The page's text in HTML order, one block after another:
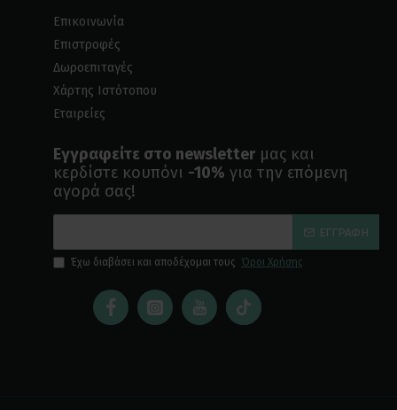
Επικοινωνία
Επιστροφές
Δωροεπιταγές
Χάρτης Ιστότοπου
Εταιρείες
Εγγραφείτε στο newsletter μας και
κερδίστε κουπόνι -10% για την επόμενη
αγορά σας!
ΕΓΓΡΑΦΉ
Έχω διαβάσει και αποδέχομαι τους Όροι Χρήσης